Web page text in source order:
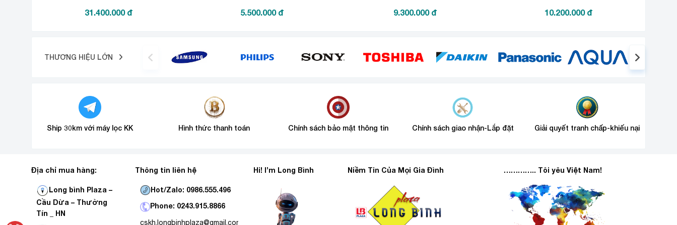
Chế độ ngủ đêm cho giấc ngủ sâu hơn
31.400.000 đ 5.500.000 đ 9.300.000 đ 10.200.000 đ
THƯƠNG HIỆU LỚN
Ship 30km với máy lọc KK Hình thức thanh toán Chính sách bảo mật thông tin Chính sách giao nhận-Lắp đặt Giải quyết tranh chấp-khiếu nại
Địa chỉ mua hàng:
Long bình Plaza –
Cầu Dừa – Thường
Tín _ HN
Thông tin liên hệ
Hot/Zalo: 0986.555.496
Phone: 0243.915.8866
cskh.longbinhplaza@gmail.com
Hi! I’m Long Bình Niềm Tin Của Mọi Gia Đình ………….. Tôi yêu Việt Nam!